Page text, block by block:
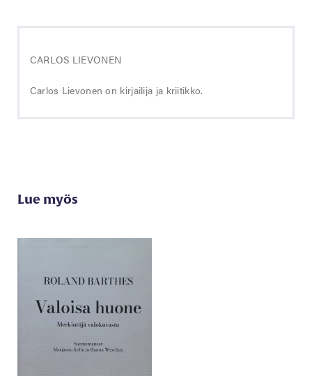
CARLOS LIEVONEN
Carlos Lievonen on kirjailija ja kriitikko.
Lue myös